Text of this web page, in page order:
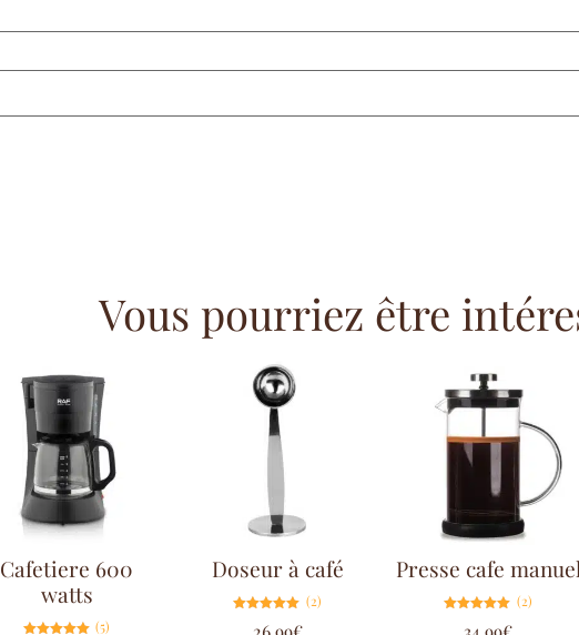
Vous pourriez être
Cafetiere 600
watts
(5)
Doseur à café
(2)
Presse cafe manuel
(2)